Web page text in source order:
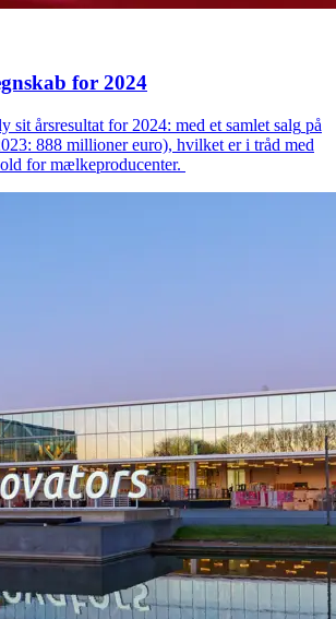
for 2024
sit årsresultat for2024: med et samlet salg på
888 millionereuro), hvilket er i tråd med
for mælkeproducenter.